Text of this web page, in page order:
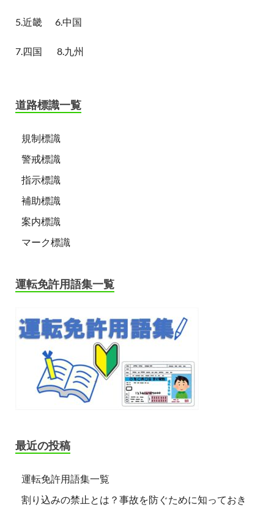
5.近畿 6.中国
7.四国 8.九州
道路標識一覧
規制標識
警戒標識
指示標識
補助標識
案内標識
マーク標識
運転免許用語集一覧
最近の投稿
運転免許用語集一覧
割り込みの禁止とは？事故を防ぐために知っておき